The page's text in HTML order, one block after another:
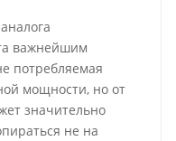
важнейшим
потребляемая
мощности, но от
значительно
не на